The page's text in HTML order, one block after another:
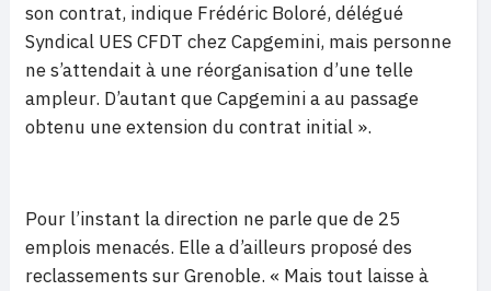
son contrat, indique Frédéric Boloré, délégué
Syndical UES CFDT chez Capgemini, mais personne
ne s’attendait à une réorganisation d’une telle
ampleur. D’autant que Capgemini a au passage
obtenu une extension du contrat initial ».
Pour l’instant la direction ne parle que de 25
emplois menacés. Elle a d’ailleurs proposé des
reclassements sur Grenoble. « Mais tout laisse à